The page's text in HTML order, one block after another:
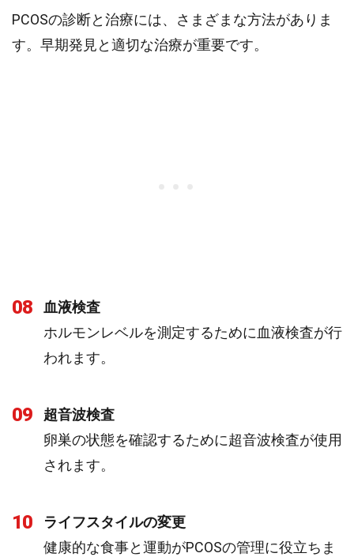
PCOSの診断と治療には、さまざまな方法がありま
す。早期発見と適切な治療が重要です。
08
血液検査
ホルモンレベルを測定するために血液検査が行
われます。
09
超音波検査
卵巣の状態を確認するために超音波検査が使用
されます。
10
ライフスタイルの変更
健康的な食事と運動がPCOSの管理に役立ちま